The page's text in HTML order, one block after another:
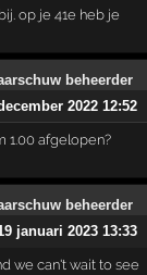
op je 41e heb je
2022 12:52
1.00 afgelopen?
januari 2023 13:33
we can't wait to see